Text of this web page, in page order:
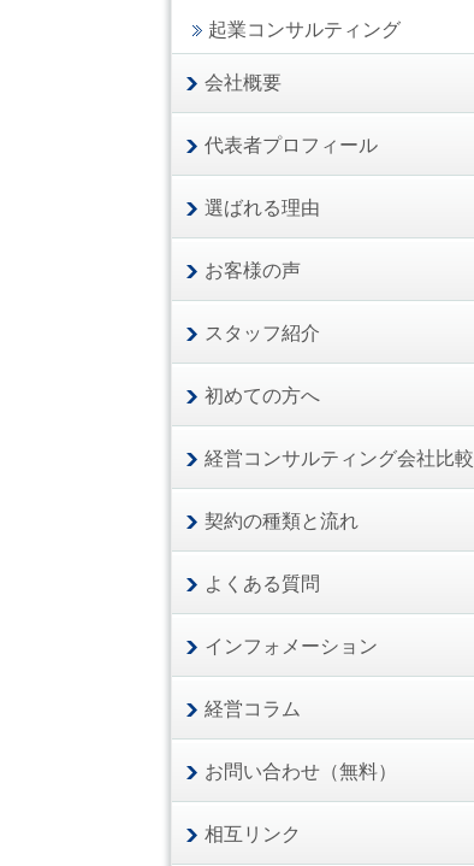
起業コンサルティング
会社概要
代表者プロフィール
選ばれる理由
お客様の声
スタッフ紹介
初めての方へ
経営コンサルティング会社比較
契約の種類と流れ
よくある質問
インフォメーション
経営コラム
お問い合わせ（無料）
相互リンク